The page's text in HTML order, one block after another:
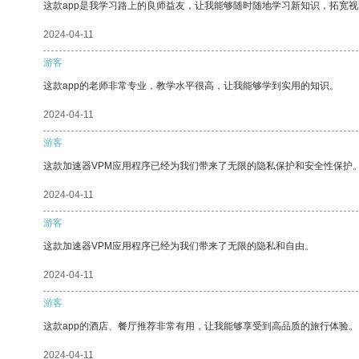
这款app是我学习路上的良师益友，让我能够随时随地学习新知识，拓宽
2024-04-11
游客
这款app的老师非常专业，教学水平很高，让我能够学到实用的知识。
2024-04-11
游客
这款加速器VPM应用程序已经为我们带来了无限的隐私保护和安全性保护
2024-04-11
游客
这款加速器VPM应用程序已经为我们带来了无限的隐私和自由。
2024-04-11
游客
这款app的酒店、餐厅推荐非常有用，让我能够享受到高品质的旅行体验。
2024-04-11